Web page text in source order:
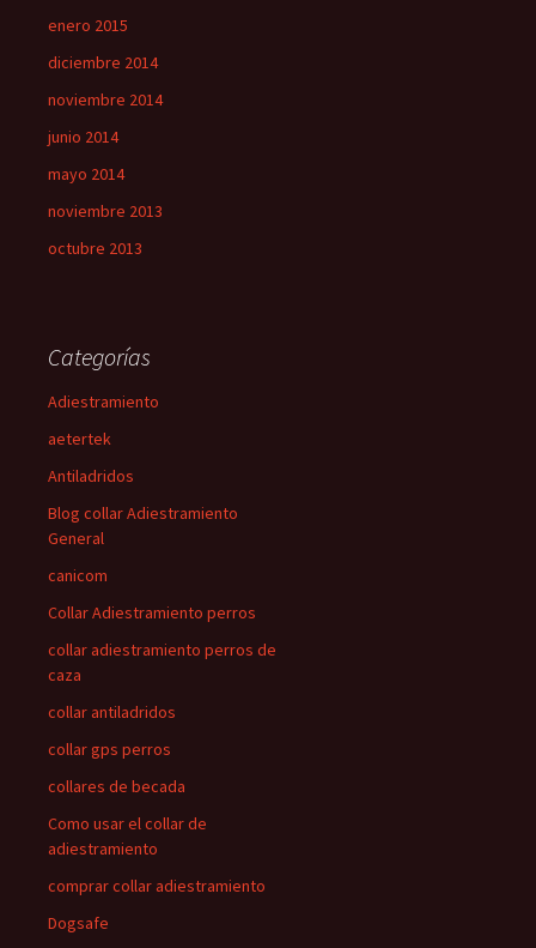
enero 2015
diciembre 2014
noviembre 2014
junio 2014
mayo 2014
noviembre 2013
octubre 2013
Categorías
Adiestramiento
aetertek
Antiladridos
Blog collar Adiestramiento
General
canicom
Collar Adiestramiento perros
collar adiestramiento perros de
caza
collar antiladridos
collar gps perros
collares de becada
Como usar el collar de
adiestramiento
comprar collar adiestramiento
Dogsafe